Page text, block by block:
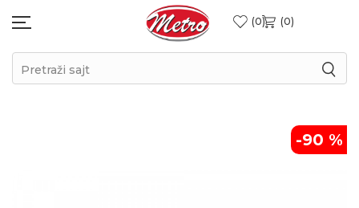
0 0
Pretraži sajt
-90 %